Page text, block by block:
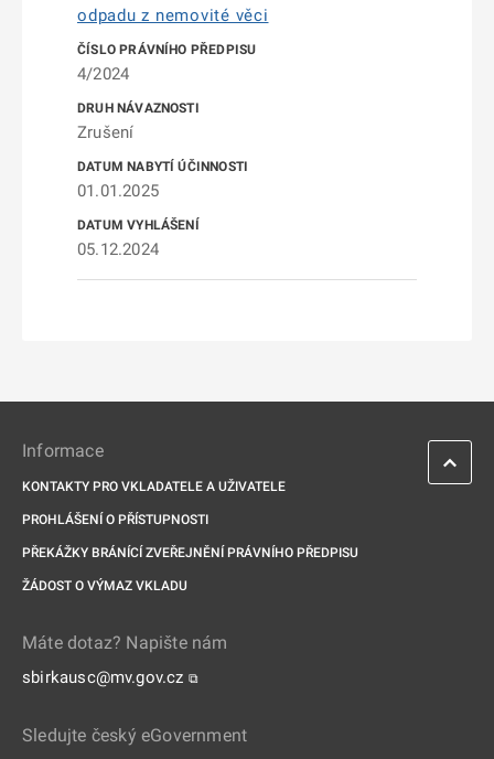
odpadu z nemovité věci
4/2024
Zrušení
01.01.2025
05.12.2024
Informace
KONTAKTY PRO VKLADATELE A UŽIVATELE
PROHLÁŠENÍ O PŘÍSTUPNOSTI
PŘEKÁŽKY BRÁNÍCÍ ZVEŘEJNĚNÍ PRÁVNÍHO PŘEDPISU
ŽÁDOST O VÝMAZ VKLADU
Máte dotaz? Napište nám
sbirkausc@mv.gov.cz ⧉
Sledujte český eGovernment